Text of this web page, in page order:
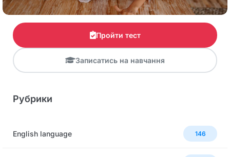
Пройти тест
Записатись на навчання
Рубрики
English language 146